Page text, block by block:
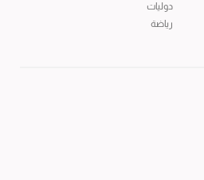
دوليات
رياضة